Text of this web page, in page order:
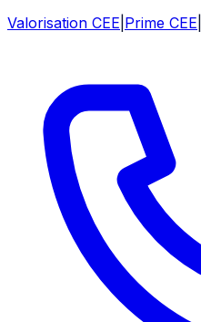
Valorisation CEE Prime CEE